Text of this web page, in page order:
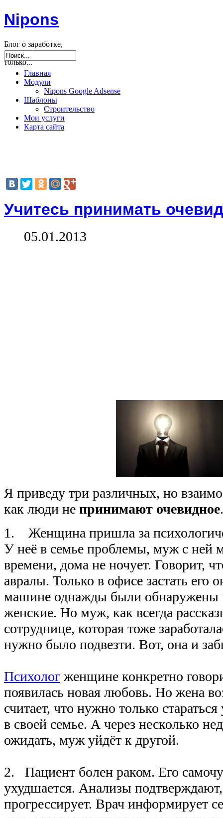
Nipons
Блог о заработке,
seo, joomla и не
только...
Главная
Модули
Nipons Google Adsense
Шаблоны
Строительство
Мои услуги
Карта сайта
Учитесь принимать
05.01.2013
Я приведу три различных, но
как люди не принимают очевидное.
1. Женщина пришла за
У неё в семье проблемы, муж с ней
времени, дома не ночует. Говорит,
авралы. Только в офисе застать его
машине однажды были обнаружены
женские. Но муж, как всегда
сотруднице, которая тоже
нужно было подвезти. Вот, она и
Психолог женщине конкретно
появилась новая любовь. Но жена
считает, что нужно только
в своей семье. А через несколько
ожидать, муж уйдёт к другой.
2. Пациент болен раком. Его
ухудшается. Анализы подтверждают,
прогрессирует. Врач информирует